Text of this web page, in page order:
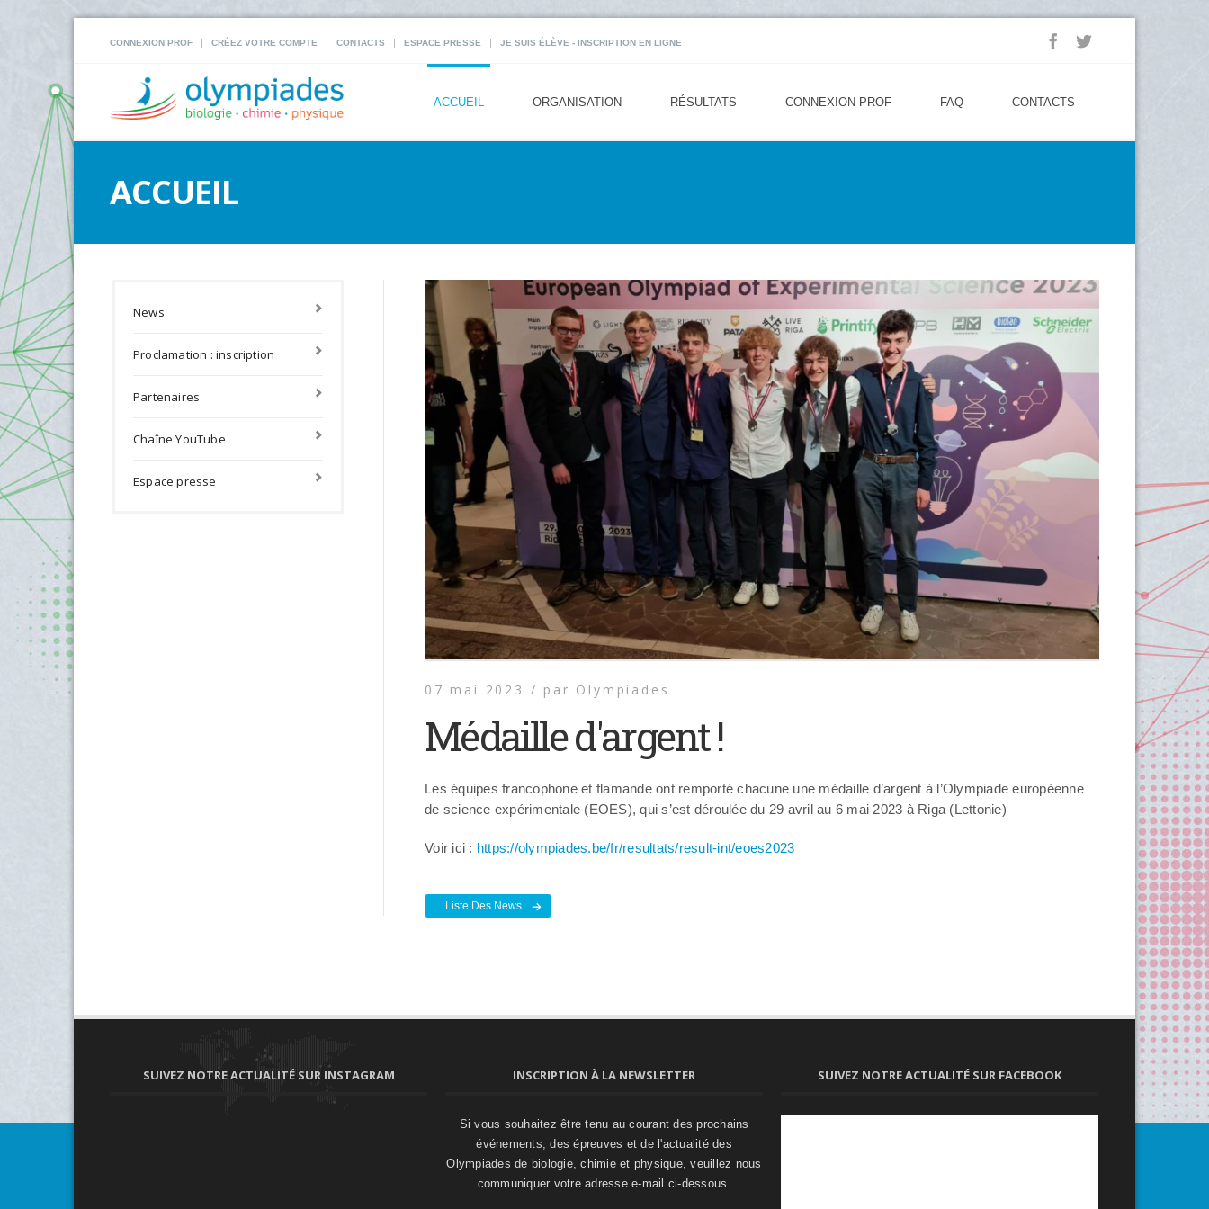
CONNEXION PROF | CRÉEZ VOTRE COMPTE | CONTACTS | ESPACE PRESSE | JE SUIS ÉLÈVE - INSCRIPTION EN LIGNE
ACCUEIL ORGANISATION RÉSULTATS CONNEXION PROF FAQ CONTACTS
ACCUEIL
07 mai 2023 / par Olympiades
Médaille d'argent !
Les équipes francophone et flamande ont remporté chacune une médaille d’argent à l’Olympiade européenne
de science expérimentale (EOES), qui s’est déroulée du 29 avril au 6 mai 2023 à Riga (Lettonie)
Voir ici : https://olympiades.be/fr/resultats/result-int/eoes2023
Liste Des News
News
Proclamation : inscription
Partenaires
Chaîne YouTube
Espace presse
SUIVEZ NOTRE ACTUALITÉ SUR INSTAGRAM INSCRIPTION À LA NEWSLETTER
Si vous souhaitez être tenu au courant des prochains
événements, des épreuves et de l'actualité des
Olympiades de biologie, chimie et physique, veuillez nous
communiquer votre adresse e-mail ci-dessous.
SUIVEZ NOTRE ACTUALITÉ SUR FACEBOOK